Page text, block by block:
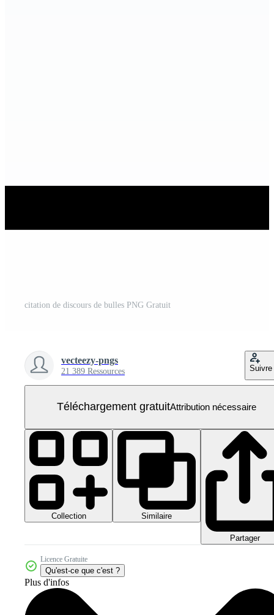
citation de discours de bulles PNG Gratuit
vecteezy-pngs
21 389 Ressources Suivre
Téléchargement gratuitAttribution nécessaire
Collection Similaire
Partager
Licence Gratuite
Qu'est-ce que c'est ?
Plus d'infos